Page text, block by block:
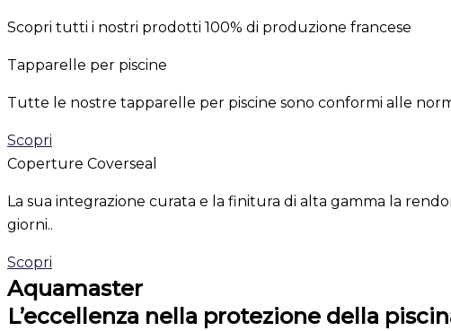
Scopri tutti i nostri prodotti 100% di produzione francese
Tapparelle per piscine
Tutte le nostre tapparelle per piscine sono conformi alle
Scopri
Coperture Coverseal
La sua integrazione curata e la finitura di alta gamma la
giorni..
Scopri
Aquamaster
L’eccellenza nella protezione della